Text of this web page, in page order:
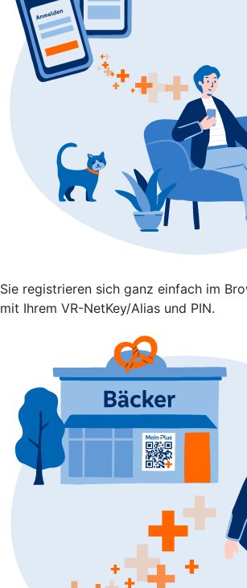
Sie registrieren sich ganz einfach im
mit Ihrem VR-NetKey/Alias und PIN.